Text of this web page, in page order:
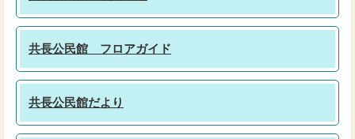
共長公民館 フロアガイド
共長公民館だより